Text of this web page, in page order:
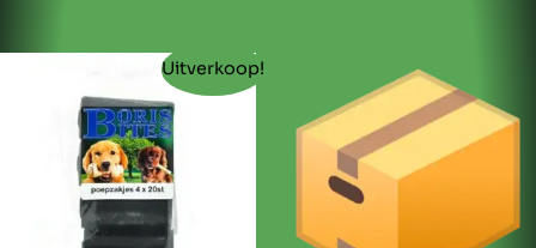
Uitverkoop!